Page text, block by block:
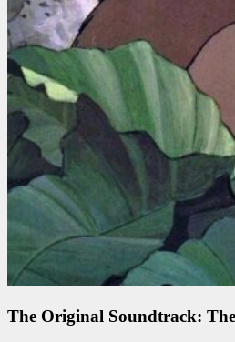
The Original Soundtrack: